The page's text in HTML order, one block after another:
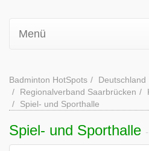
Menü
Badminton HotSpots Deutschland
Regionalverband Saarbrücken
Spiel- und Sporthalle
Spiel- und Sporthalle